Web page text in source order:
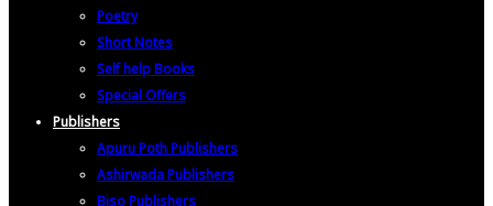
Poetry
Short Notes
Self help Books
Special Offers
Publishers
Apuru Poth Publishers
Ashirwada Publishers
Biso Publishers